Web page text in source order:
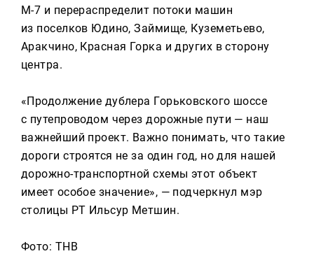
М-7 и перераспределит потоки машин
из поселков Юдино, Займище, Куземетьево,
Аракчино, Красная Горка и других в сторону
центра.
«Продолжение дублера Горьковского шоссе
с путепроводом через дорожные пути — наш
важнейший проект. Важно понимать, что такие
дороги строятся не за один год, но для нашей
дорожно-транспортной схемы этот объект
имеет особое значение», — подчеркнул мэр
столицы РТ Ильсур Метшин.
Фото: ТНВ